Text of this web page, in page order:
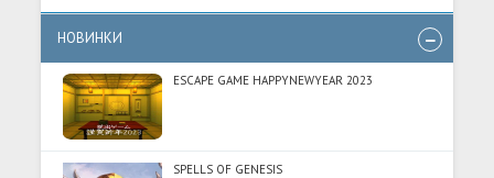
НОВИНКИ
ESCAPE GAME HAPPYNEWYEAR 2023
SPELLS OF GENESIS